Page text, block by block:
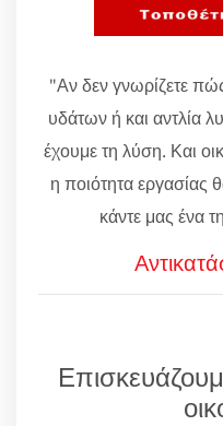
"Αν δεν γνωρίζετε
υδάτων ή και αντλία
έχουμε τη λύση. Και
η ποιότητα εργασίας
κάντε μας ένα